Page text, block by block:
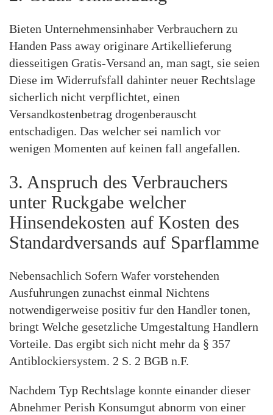
Bieten Unternehmensinhaber Verbrauchern zu
Handen Pass away originare Artikellieferung
diesseitigen Gratis-Versand an, man sagt, sie seien
Diese im Widerrufsfall dahinter neuer Rechtslage
sicherlich nicht verpflichtet, einen
Versandkostenbetrag drogenberauscht
entschadigen. Das welcher sei namlich vor
wenigen Momenten auf keinen fall angefallen.
3. Anspruch des Verbrauchers
unter Ruckgabe welcher
Hinsendekosten auf Kosten des
Standardversands auf Sparflamme
Nebensachlich Sofern Wafer vorstehenden
Ausfuhrungen zunachst einmal Nichtens
notwendigerweise positiv fur den Handler tonen,
bringt Welche gesetzliche Umgestaltung Handlern
Vorteile. Das ergibt sich nicht mehr da § 357
Antiblockiersystem. 2 S. 2 BGB n.F.
Nachdem Typ Rechtslage konnte einander dieser
Abnehmer Perish Konsumgut abnorm von einer